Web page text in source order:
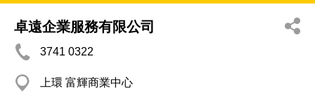
卓遠企業服務有限公司
3741 0322
上環 富輝商業中心